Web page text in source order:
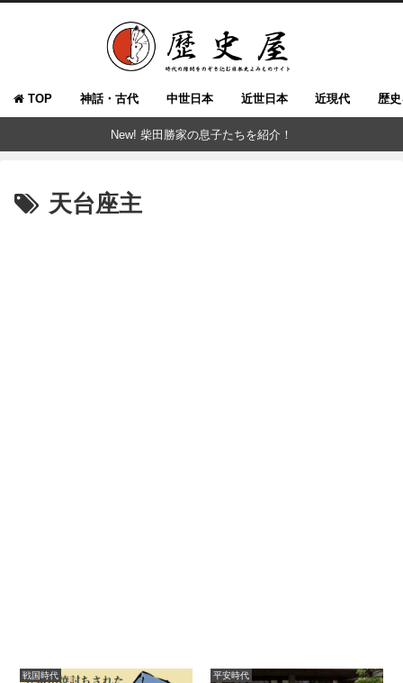
TOP 神話・古代 中世日本 近世日本 近現代 歴
New! 柴田勝家の息子たちを紹介！
天台座主
戦国時代 平安時代